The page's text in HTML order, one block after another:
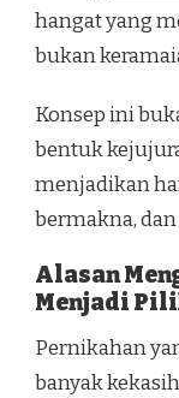
hangat yang
bukan
Konsep ini
bentuk
menjadikan
bermakna,
Alasan
Menjadi
Pernikahan
banyak